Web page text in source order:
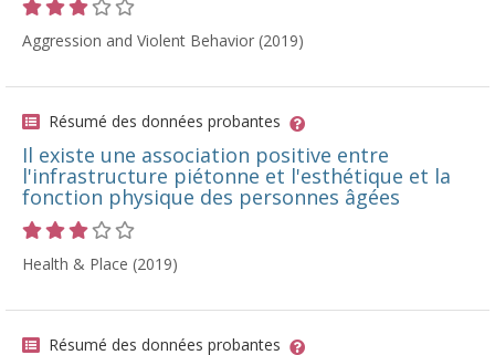
Aggression and Violent Behavior (2019)
Résumé des données probantes
Il existe une association positive entre
l'infrastructure piétonne et l'esthétique et la
fonction physique des personnes âgées
Health & Place (2019)
Résumé des données probantes